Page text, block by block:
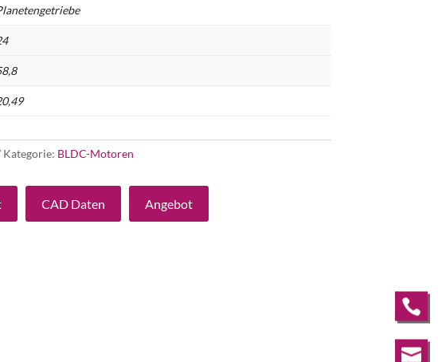
Kategorie: BLDC-Motoren
CAD Daten Angebot

